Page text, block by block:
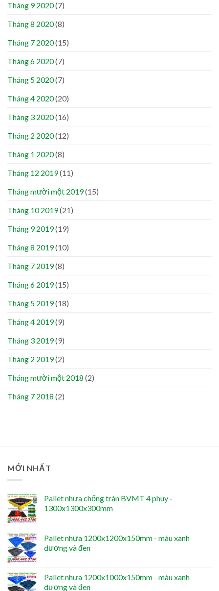
Tháng 9 2020(7)
Tháng 8 2020(8)
Tháng 7 2020(15)
Tháng 6 2020(7)
Tháng 5 2020(7)
Tháng 4 2020(20)
Tháng 3 2020(16)
Tháng 2 2020(12)
Tháng 1 2020(8)
Tháng 12 2019(11)
Tháng mười một 2019(15)
Tháng 10 2019(21)
Tháng 9 2019(19)
Tháng 8 2019(10)
Tháng 7 2019(8)
Tháng 6 2019(15)
Tháng 5 2019(18)
Tháng 4 2019(9)
Tháng 3 2019(9)
Tháng 2 2019(2)
Tháng mười một 2018 (2)
Tháng 7 2018 (2)
MỚI NHẤT
Pallet nhựa chống tràn BVMT 4 phuy -
1300x1300x300mm
Pallet nhựa 1200x1200x150mm - màu xanh
dương và đen
Pallet nhựa 1200x1000x150mm - màu xanh
dương và đen